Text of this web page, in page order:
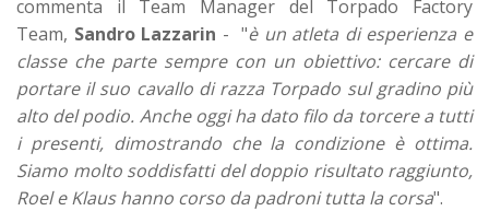
commenta il Team Manager del Torpado Factory
Team, Sandro Lazzarin - "è un atleta di esperienza e
classe che parte sempre con un obiettivo: cercare di
portare il suo cavallo di razza Torpado sul gradino più
alto del podio. Anche oggi ha dato filo da torcere a tutti
i presenti, dimostrando che la condizione è ottima.
Siamo molto soddisfatti del doppio risultato raggiunto,
Roel e Klaus hanno corso da padroni tutta la corsa".